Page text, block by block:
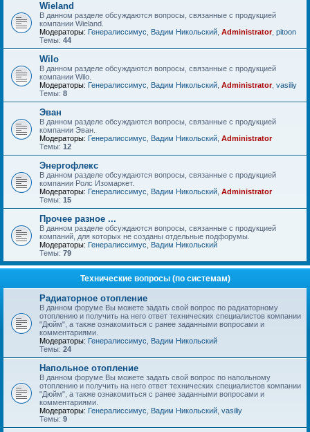
Wieland
В данном разделе обсуждаются вопросы, связанные с продукцией
компании Wieland.
Модераторы: Генералиссимус Вадим Никольский Administrator, pitoon
Темы: 44
Wilo
В данном разделе обсуждаются вопросы, связанные с продукцией
компании Wilo.
Модераторы: Генералиссимус Вадим Никольский Administrator, vasiliy
Темы: 8
Эван
В данном разделе обсуждаются вопросы, связанные с продукцией
компании Эван.
Модераторы: Генералиссимус Вадим Никольский Administrator
Темы: 12
Энергофлекс
В данном разделе обсуждаются вопросы, связанные с продукцией
компании Ролс Изомаркет.
Модераторы: Генералиссимус Вадим Никольский Administrator
Темы: 15
Прочее разное ...
В данном разделе обсуждаются вопросы, связанные с продукцией
компаний, для которых не созданы отдельные подфорумы.
Модераторы: Генералиссимус
Вадим Никольский
Темы: 79
Технические вопросы (по системам)
Радиаторное отопление
В данном форуме Вы можете задать свой вопрос по радиаторному
отоплению и получить на него ответ технических специалистов компании
"Дюйм", а также ознакомиться с ранее заданными вопросами и
комментариями.
Модераторы: Генералиссимус
Вадим Никольский
Темы: 24
Напольное отопление
В данном форуме Вы можете задать свой вопрос по напольному
отоплению и получить на него ответ технических специалистов компании
"Дюйм", а также ознакомиться с ранее заданными вопросами и
комментариями.
Модераторы: Генералиссимус Вадим Никольский vasiliy
Темы: 9